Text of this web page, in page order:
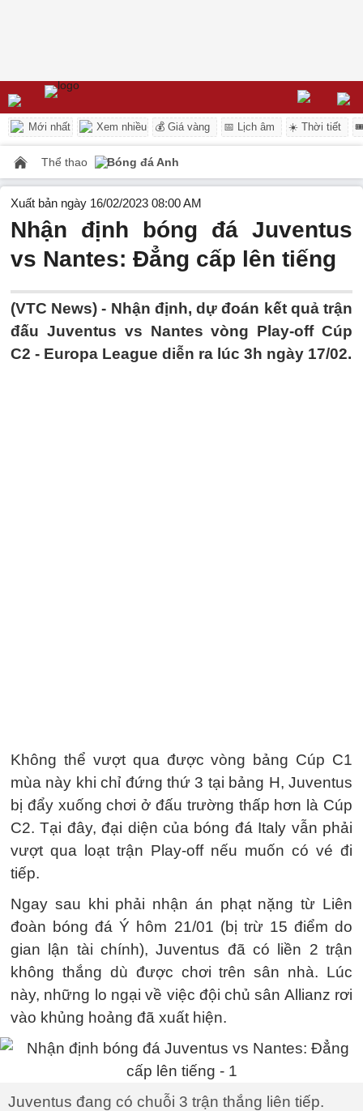
Mới nhất Xem nhiều 💰 Giá vàng 📅 Lịch âm ☀️ Thời tiết
Thể thao Bóng đá Anh
Xuất bản ngày 16/02/2023 08:00 AM
Nhận định bóng đá Juventus
vs Nantes: Đẳng cấp lên tiếng
(VTC News) - Nhận định, dự đoán kết quả trận
đấu Juventus vs Nantes vòng Play-off Cúp
C2 - Europa League diễn ra lúc 3h ngày 17/02.
Không thể vượt qua được vòng bảng Cúp C1
mùa này khi chỉ đứng thứ 3 tại bảng H, Juventus
bị đẩy xuống chơi ở đấu trường thấp hơn là Cúp
C2. Tại đây, đại diện của bóng đá Italy vẫn phải
vượt qua loạt trận Play-off nếu muốn có vé đi
tiếp.
Ngay sau khi phải nhận án phạt nặng từ Liên
đoàn bóng đá Ý hôm 21/01 (bị trừ 15 điểm do
gian lận tài chính), Juventus đã có liền 2 trận
không thắng dù được chơi trên sân nhà. Lúc
này, những lo ngại về việc đội chủ sân Allianz rơi
vào khủng hoảng đã xuất hiện.
Juventus đang có chuỗi 3 trận thắng liên tiếp.